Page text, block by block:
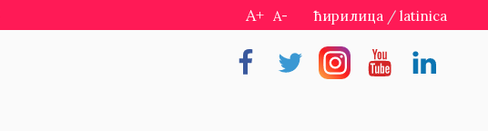
A+ A- ћирилица / latinica
FacebookTwitterInstragramYoutubeLinkedin